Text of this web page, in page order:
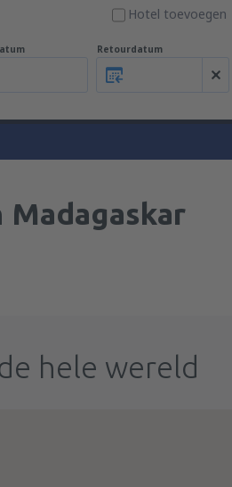
Hotel toevoegen
Retourdatum
Madagaskar
hele wereld